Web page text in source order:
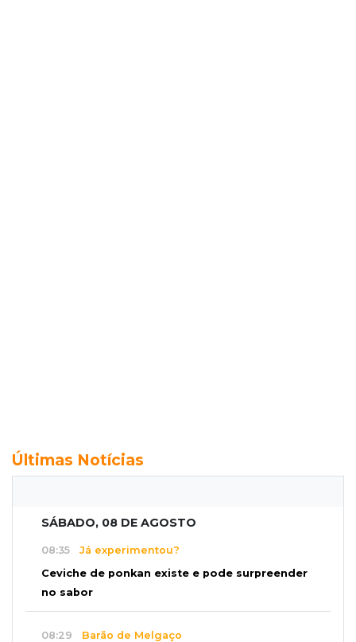
Últimas Notícias
SÁBADO, 08 DE AGOSTO
08:35 Já experimentou?
Ceviche de ponkan existe e pode surpreender
no sabor
08:29 Barão de Melgaço